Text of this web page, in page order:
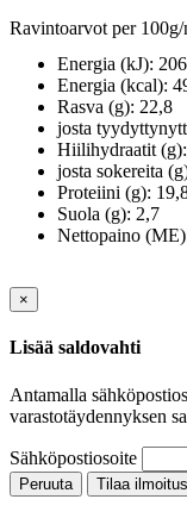
Ravintoarvot per 100g/
Energia (kJ):
Energia (kcal):
Rasva (g): 22,8
josta
Hiilihydraatit (g):
josta sokereita
Proteiini (g):
Suola (g): 2,7
Nettopaino
×
Lisää saldovahti
Antamalla
varastotäydennyksen
Sähköpostiosoite
Peruuta Tilaa ilmoitus